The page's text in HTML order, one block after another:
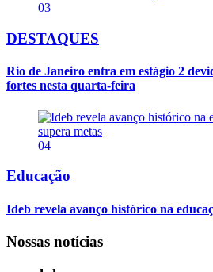
03
DESTAQUES
Rio de Janeiro entra em estágio 2
fortes nesta quarta-feira
04
Educação
Ideb revela avanço histórico na
Nossas notícias